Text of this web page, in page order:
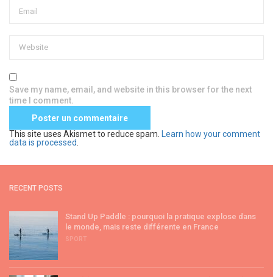
Save my name, email, and website in this browser for the next
time I comment.
This site uses Akismet to reduce spam.
Learn how your comment
data is processed
RECENT POSTS
Stand Up Paddle : pourquoi la pratique explose dans
le monde, mais reste différente en France
SPORT